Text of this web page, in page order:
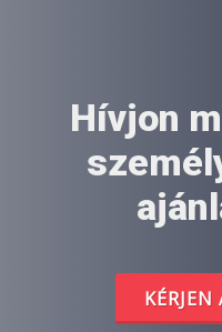
Hívjon